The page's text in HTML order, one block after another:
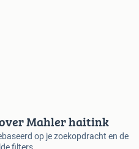
Mahler haitink
op je zoekopdracht en de